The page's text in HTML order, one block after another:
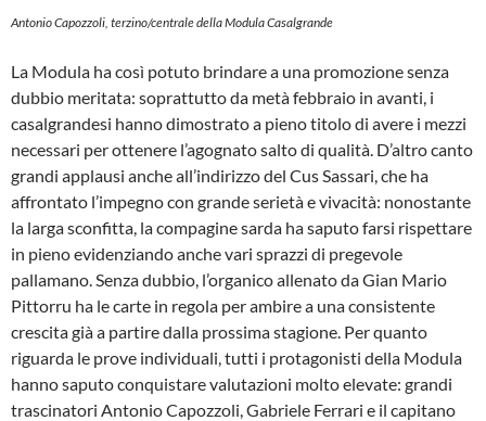
Antonio Capozzoli, terzino/centrale della Modula Casalgrande
La Modula ha così potuto brindare a una promozione senza
dubbio meritata: soprattutto da metà febbraio in avanti, i
casalgrandesi hanno dimostrato a pieno titolo di avere i mezzi
necessari per ottenere l’agognato salto di qualità. D’altro canto
grandi applausi anche all’indirizzo del Cus Sassari, che ha
affrontato l’impegno con grande serietà e vivacità: nonostante
la larga sconfitta, la compagine sarda ha saputo farsi rispettare
in pieno evidenziando anche vari sprazzi di pregevole
pallamano. Senza dubbio, l’organico allenato da Gian Mario
Pittorru ha le carte in regola per ambire a una consistente
crescita già a partire dalla prossima stagione. Per quanto
riguarda le prove individuali, tutti i protagonisti della Modula
hanno saputo conquistare valutazioni molto elevate: grandi
trascinatori Antonio Capozzoli, Gabriele Ferrari e il capitano